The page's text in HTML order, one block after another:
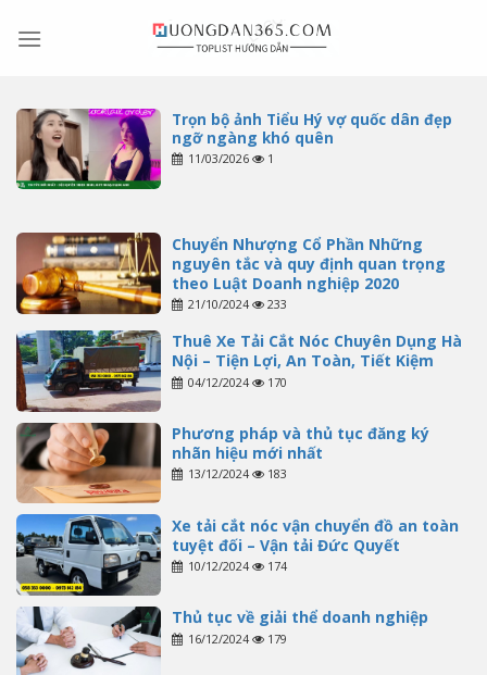
Trọn bộ ảnh Tiểu Hý vợ quốc dân đẹp
ngỡ ngàng khó quên
11/03/2026 1
Chuyển Nhượng Cổ Phần Những
nguyên tắc và quy định quan trọng
theo Luật Doanh nghiệp 2020
21/10/2024 233
Thuê Xe Tải Cắt Nóc Chuyên Dụng Hà
Nội – Tiện Lợi, An Toàn, Tiết Kiệm
04/12/2024 170
Phương pháp và thủ tục đăng ký
nhãn hiệu mới nhất
13/12/2024 183
Xe tải cắt nóc vận chuyển đồ an toàn
tuyệt đối – Vận tải Đức Quyết
10/12/2024 174
Thủ tục về giải thể doanh nghiệp
16/12/2024 179